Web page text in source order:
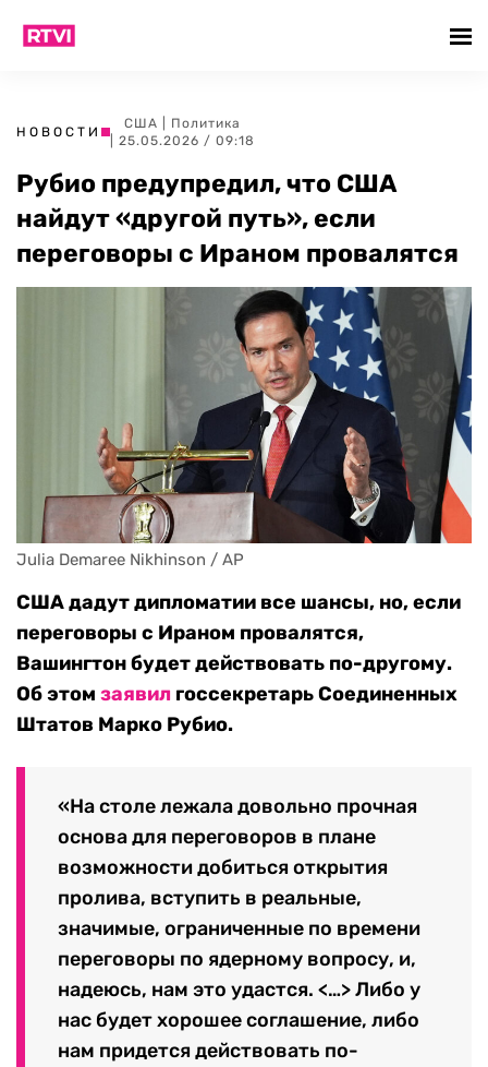
НОВОСТИ
США
Политика
| 25.05.2026 / 09:18
Рубио предупредил, что США
найдут «другой путь», если
переговоры с Ираном провалятся
Julia Demaree Nikhinson / AP
США дадут дипломатии все шансы, но, если
переговоры с Ираном провалятся,
Вашингтон будет действовать по-другому.
Об этом заявил госсекретарь Соединенных
Штатов Марко Рубио.
«На столе лежала довольно прочная
основа для переговоров в плане
возможности добиться открытия
пролива, вступить в реальные,
значимые, ограниченные по времени
переговоры по ядерному вопросу, и,
надеюсь, нам это удастся. <…> Либо у
нас будет хорошее соглашение, либо
нам придется действовать по-